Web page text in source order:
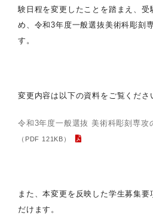
験日程を変更したことを踏まえ、受
め、令和3年度一般選抜美術科彫刻
す。
変更内容は以下の資料をご覧くださ
令和3年度一般選抜 美術科彫刻専攻
（PDF 121KB）
また、本変更を反映した学生募集
だけます。